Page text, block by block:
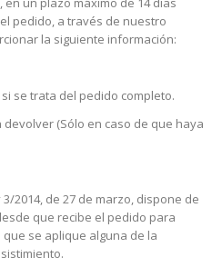
pedido, a través de nuestro
la siguiente información:
se trata del pedido completo.
(Sólo en caso de que haya
2014, de 27 de marzo, dispone de
que recibe el pedido para
se aplique alguna de la